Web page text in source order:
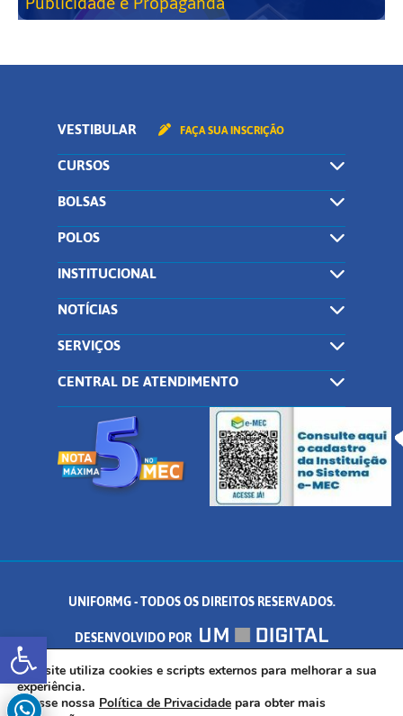
Abrir a barra de ferramentas
VESTIBULAR FAÇA SUA INSCRIÇÃO
CURSOS
BOLSAS
POLOS
INSTITUCIONAL
NOTÍCIAS
SERVIÇOS
CENTRAL DE ATENDIMENTO
UNIFORMG - TODOS OS DIREITOS RESERVADOS.
DESENVOLVIDO POR
AV. DR. ARNALDO DE SENNA, 328 - PALMEIRAS, FORMIGA/MG - CEP:
35.574.530
Este site utiliza cookies e scripts externos para melhorar a sua
experiência.
Acesse nossa Política de Privacidade para obter mais